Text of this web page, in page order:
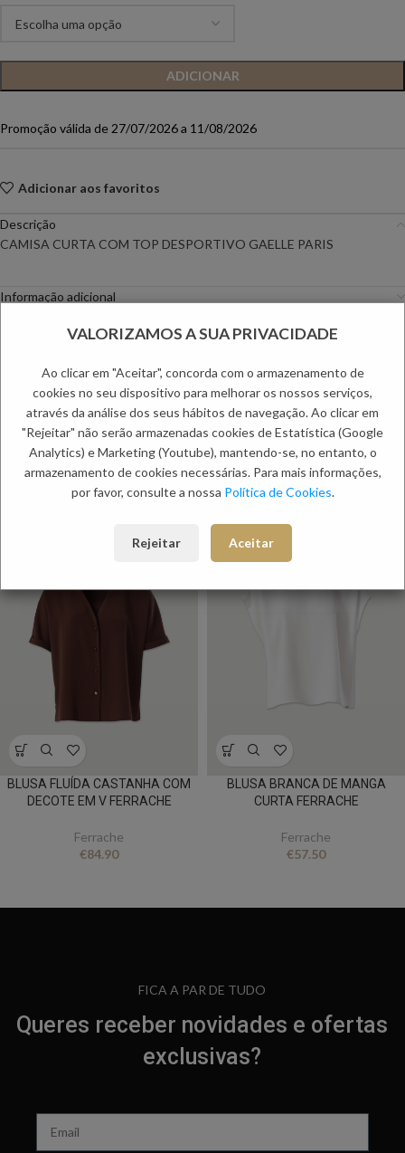
ADICIONAR
Promoção válida de 27/07/2026 a 11/08/2026
Adicionar aos favoritos
Descrição
CAMISA CURTA COM TOP DESPORTIVO GAELLE PARIS
Informação adicional
Métodos de Pagamento
Categorias:Camisas e Blusas, Mulher
Etiquetas: Outono Mulher , PC DAYS, Primavera Especial , Primavera
Mulher, SALDO70, Saldos de Mulher
PRODUTOS RELACIONADOS:
BLUSA FLUÍDA CASTANHA COM
DECOTE EM V FERRACHE
Ferrache
€84.90
NOVO
BLUSA BRANCA DE MANGA
CURTA FERRACHE
Ferrache
€57.50
FICA A PAR DE TUDO
Queres receber novidades e ofertas
exclusivas?
VALORIZAMOS A SUA PRIVACIDADE
Ao clicar em "Aceitar", concorda com o armazenamento de
cookies no seu dispositivo para melhorar os nossos serviços,
através da análise dos seus hábitos de navegação. Ao clicar em
"Rejeitar" não serão armazenadas cookies de Estatística (Google
Analytics) e Marketing (Youtube), mantendo-se, no entanto, o
armazenamento de cookies necessárias. Para mais informações,
por favor, consulte a nossa Política de Cookies.
Rejeitar Aceitar